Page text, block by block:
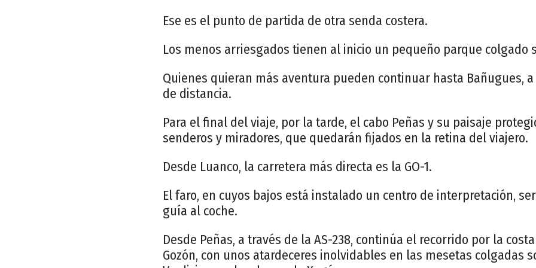
Ese es el punto de partida de otra senda costera.
Los menos arriesgados tienen al inicio un pequeño parque colgado
Quienes quieran más aventura pueden continuar hasta Bañugues,
de distancia.
Para el final del viaje, por la tarde, el cabo Peñas y su paisaje
senderos y miradores, que quedarán fijados en la retina del viajero.
Desde Luanco, la carretera más directa es la GO-1.
El faro, en cuyos bajos está instalado un centro de interpretación,
guía al coche.
Desde Peñas, a través de la AS-238, continúa el recorrido por la
Gozón, con unos atardeceres inolvidables en las mesetas colgadas